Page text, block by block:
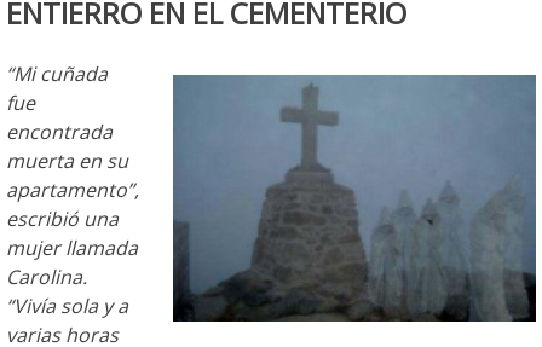
ENTIERRO EN EL CEMENTERIO
“Mi cuñada
fue
encontrada
muerta en su
apartamento”,
escribió una
mujer llamada
Carolina.
“Vivía sola y a
varias horas